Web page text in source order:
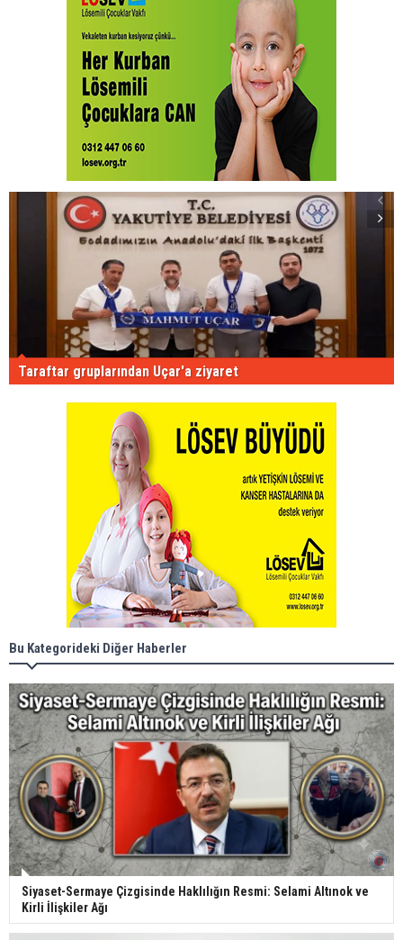
Taraftar gruplarından Uçar'a ziyaret
Bu Kategorideki Diğer Haberler
Siyaset-Sermaye Çizgisinde Haklılığın Resmi: Selami Altınok ve
Kirli İlişkiler Ağı